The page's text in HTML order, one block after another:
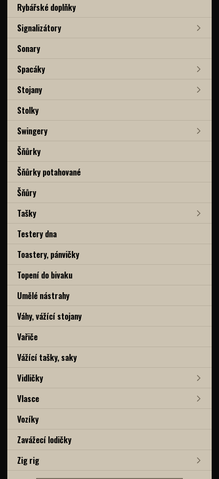
Rybářské doplňky
Signalizátory
Sonary
Spacáky
Stojany
Stolky
Swingery
Šňůrky
Šňůrky potahované
Šňůry
Tašky
Testery dna
Toastery, pánvičky
Topení do bivaku
Umělé nástrahy
Váhy, vážící stojany
Vařiče
Vážící tašky, saky
Vidličky
Vlasce
Vozíky
Zavážecí lodičky
Zig rig